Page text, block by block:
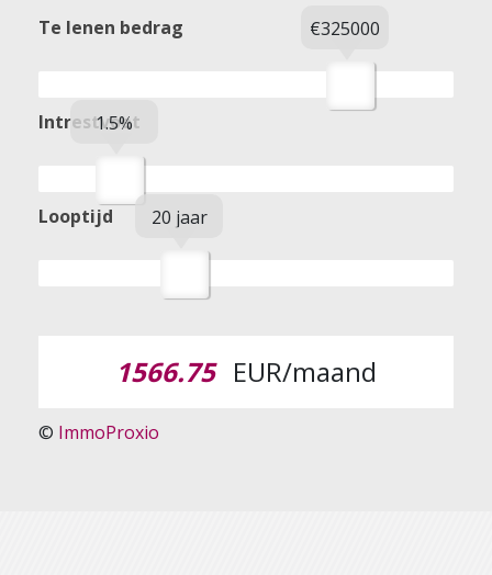
Te lenen bedrag €325000
Intrestvoet
1.5%
Looptijd 20 jaar
1566.75 EUR/maand
© ImmoProxio